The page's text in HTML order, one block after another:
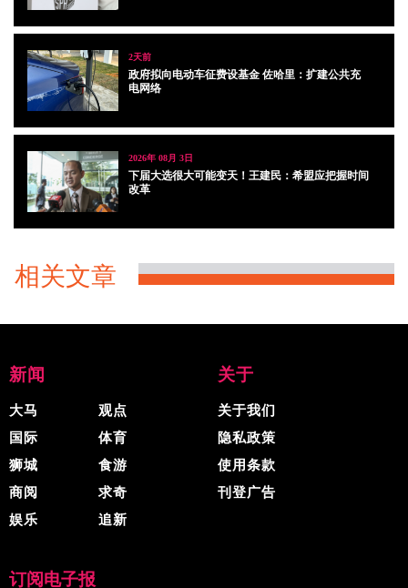
2天前
政府拟向电动车征费设基金 佐哈里：扩建公共充
电网络
2026年 08月 3日
下届大选很大可能变天！王建民：希盟应把握时间
改革
相关文章
新闻
大马
国际
狮城
商阅
娱乐
观点
体育
食游
求奇
追新
关于
关于我们
隐私政策
使用条款
刊登广告
订阅电子报